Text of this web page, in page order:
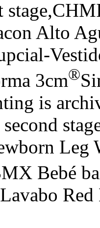
Alto
3cm®
is
Leg
Bebé